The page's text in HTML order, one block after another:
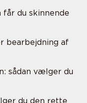
får du skinnende
bearbejdning af
sådan vælger du
du den rette